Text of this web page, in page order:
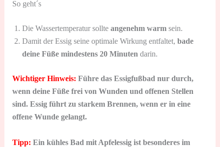
So geht´s
Die Wassertemperatur sollte angenehm warmsein.
Damit der Essig seine optimale Wirkung entfaltet, bade
deine Füße mindestens 20 Minuten darin.
Wichtiger Hinweis: Führe das Essigfußbad nur durch,
wenn deine Füße frei von Wunden und offenen Stellen
sind. Essig führt zu starkem Brennen, wenn er in eine
offene Wunde gelangt.
Tipp: Ein kühles Bad mit Apfelessig ist besonderes im